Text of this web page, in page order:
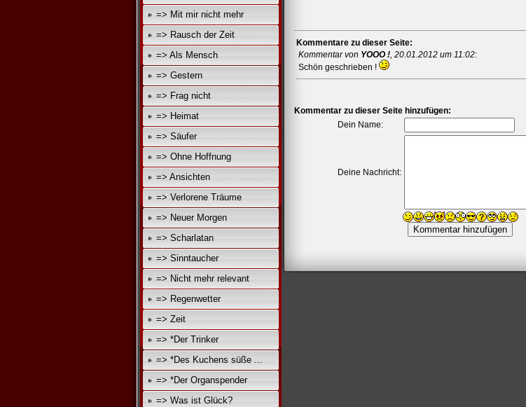
=> Mit mir nicht mehr
=> Rausch der Zeit
=> Als Mensch
=> Gestern
=> Frag nicht
=> Heimat
=> Säufer
=> Ohne Hoffnung
=> Ansichten
=> Verlorene Träume
=> Neuer Morgen
=> Scharlatan
=> Sinntaucher
=> Nicht mehr relevant
=> Regenwetter
=> Zeit
=> *Der Trinker
=> *Des Kuchens süße ...
=> *Der Organspender
=> Was ist Glück?
Kommentare zu dieser Seite:
Kommentar von YOOO !, 20.01.2012 um 11:02:
Schön geschrieben !
Kommentar zu dieser Seite hinzufügen:
Dein Name:
Deine Nachricht: